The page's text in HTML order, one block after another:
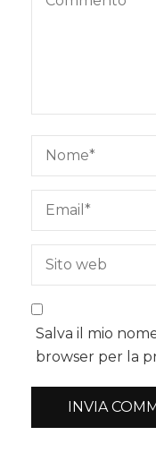
Salva il mio
browser per la